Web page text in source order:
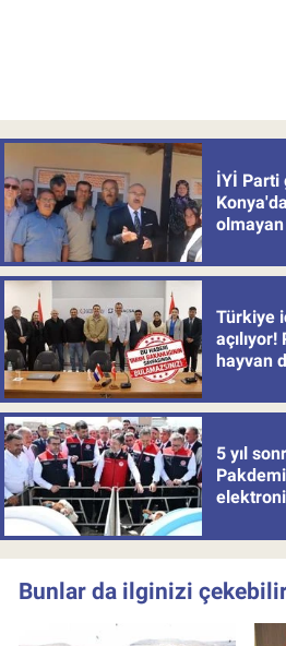
İYİ Parti
Türkiye
hayvan
5 yıl
Bunlar da ilginizi